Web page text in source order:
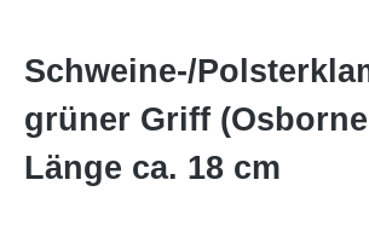
Schweine-/
grüner Griff (Osborne
Länge ca. 18 cm